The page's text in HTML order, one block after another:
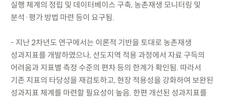
실행 체계의 정립 및 데이터베이스 구축, 농촌재생 모니터링 및
분석·평가 방법 마련 등이 요구됨.
- 지난 2차년도 연구에서는 이론적 기반을 토대로 농촌재생
성과지표를 개발하였으나, 선도지역 적용 과정에서 자료 구득의
어려움과 지표별 측정 수준의 편차 등의 한계가 확인됨. 따라서
기존 지표의 타당성을 재검토하고, 현장 적용성을 강화하여 보완된
성과지표 체계를 마련할 필요성이 높음. 한편 개선된 성과지표를